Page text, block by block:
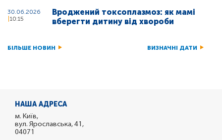
30.06.2026
10:15
Вроджений токсоплазмоз: як мамі
вберегти дитину від хвороби
БІЛЬШЕ НОВИН ВИЗНАЧНІ ДАТИ
НАША АДРЕСА
м. Київ,
вул. Ярославська, 41,
04071